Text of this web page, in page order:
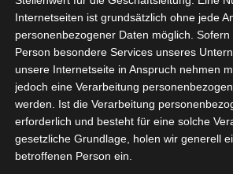
Ligue 2 Pro Tunesien
Saison beginnt am
September 2026
Internationaler
lehnt Eilverfahren ab
steuert auf die Ligue
Tunesien
von Google Adsense (Google Ireland
Ireland) benötigen wir laut DSGVO Ihre
Daten erhoben, verarbeitet und
bitte den
Internetseiten ist grundsätzlich ohne jede
personenbezogener Daten möglich.
Person besondere Services unseres
unsere Internetseite in Anspruch nehmen
jedoch eine Verarbeitung
werden. Ist die Verarbeitung
erforderlich und besteht für eine solche
gesetzliche Grundlage, holen wir generell
betroffenen Person ein.